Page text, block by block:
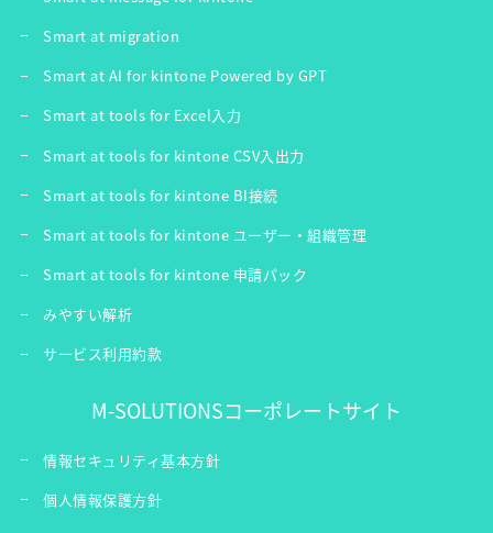
Smart at migration
Smart at AI for kintone Powered by GPT
Smart at tools for Excel入力
Smart at tools for kintone CSV入出力
Smart at tools for kintone BI接続
Smart at tools for kintone ユーザー・組織管理
Smart at tools for kintone 申請パック
みやすい解析
サービス利用約款
M-SOLUTIONSコーポレートサイト
情報セキュリティ基本方針
個人情報保護方針